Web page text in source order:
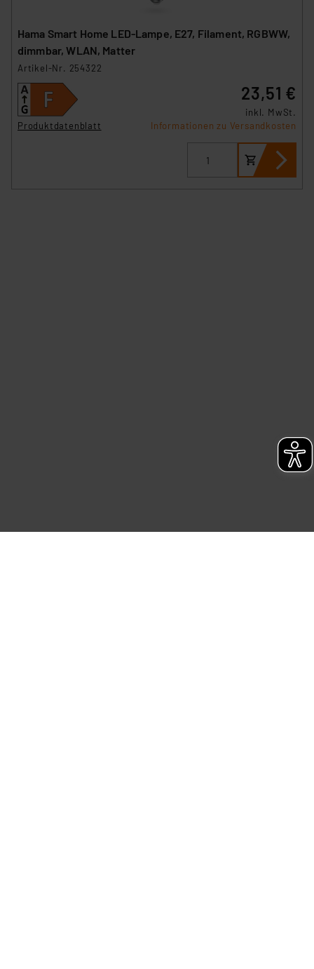
Hama Smart Home LED-Lampe, E27, Filament, RGBWW,
dimmbar, WLAN, Matter
Artikel-Nr. 254322
Produktdatenblatt
23,51 €
inkl. MwSt.
Informationen zu Versandkosten